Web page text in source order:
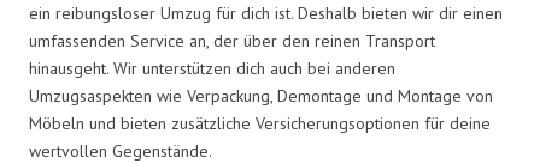
ein reibungsloser Umzug für dich ist. Deshalb bieten wir dir einen
umfassenden Service an, der über den reinen Transport
hinausgeht. Wir unterstützen dich auch bei anderen
Umzugsaspekten wie Verpackung, Demontage und Montage von
Möbeln und bieten zusätzliche Versicherungsoptionen für deine
wertvollen Gegenstände.